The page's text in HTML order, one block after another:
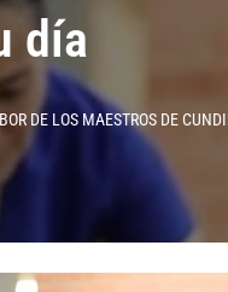
día
DE LOS MAESTROS DE